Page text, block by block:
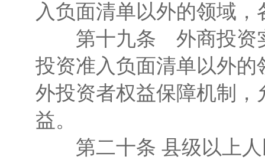
入负面清单以外的领域
第十九条 外商投资实
投资准入负面清单以外
外投资者权益保障机制
益。
第二十条 县级以上人